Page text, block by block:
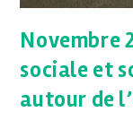
Novembre
sociale et
autour de